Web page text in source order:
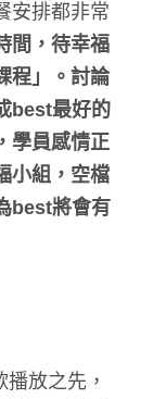
安排都非常
間，待幸福
程」。討論
best最好的
學員感情正
小組，空檔
best將會有
放之先，